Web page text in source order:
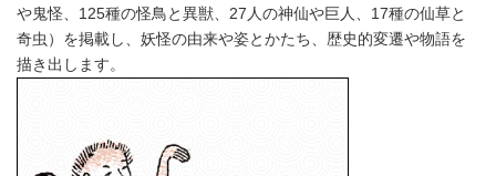
や鬼怪、125種の怪鳥と異獣、27人の神仙や巨人、17種の仙草と
奇虫）を掲載し、妖怪の由来や姿とかたち、歴史的変遷や物語を
描き出します。